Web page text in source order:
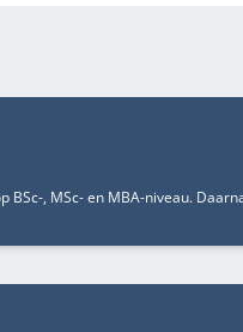
, MSc- en MBA-niveau.